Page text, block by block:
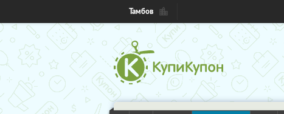
Тамбов